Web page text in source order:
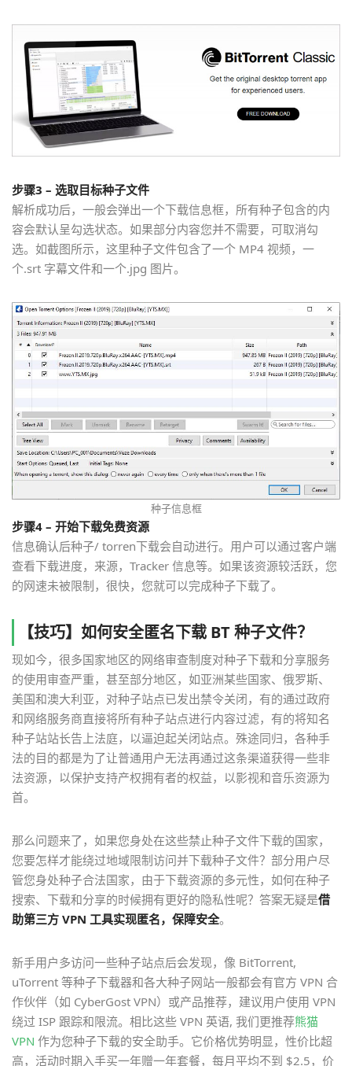
步骤3 – 选取目标种子文件
解析成功后，一般会弹出一个下载信息框，所有种子包含的内
容会默认呈勾选状态。如果部分内容您并不需要，可取消勾
选。如截图所示，这里种子文件包含了一个 MP4 视频，一
个.srt 字幕文件和一个.jpg 图片。
种子信息框
步骤4 – 开始下载免费资源
信息确认后种子/ torren下载会自动进行。用户可以通过客户端
查看下载进度，来源，Tracker 信息等。如果该资源较活跃，您
的网速未被限制，很快，您就可以完成种子下载了。
【技巧】如何安全匿名下载 BT 种子文件？
现如今，很多国家地区的网络审查制度对种子下载和分享服务
的使用审查严重，甚至部分地区，如亚洲某些国家、俄罗斯、
美国和澳大利亚，对种子站点已发出禁令关闭，有的通过政府
和网络服务商直接将所有种子站点进行内容过滤，有的将知名
种子站站长告上法庭，以逼迫起关闭站点。殊途同归，各种手
法的目的都是为了让普通用户无法再通过这条渠道获得一些非
法资源，以保护支持产权拥有者的权益，以影视和音乐资源为
首。
那么问题来了，如果您身处在这些禁止种子文件下载的国家，
您要怎样才能绕过地域限制访问并下载种子文件？部分用户尽
管您身处种子合法国家，由于下载资源的多元性，如何在种子
搜索、下载和分享的时候拥有更好的隐私性呢？答案无疑是借
助第三方 VPN 工具实现匿名，保障安全。
新手用户多访问一些种子站点后会发现，像 BitTorrent,
uTorrent 等种子下载器和各大种子网站一般都会有官方 VPN 合
作伙伴（如 CyberGost VPN）或产品推荐，建议用户使用 VPN
绕过 ISP 跟踪和限流。相比这些 VPN 英语, 我们更推荐熊猫
VPN 作为您种子下载的安全助手。它价格优势明显，性价比超
高，活动时期入手买一年赠一年套餐，每月平均不到 $2.5，价